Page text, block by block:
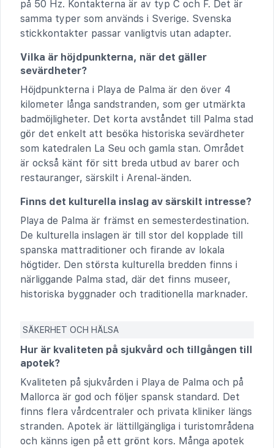
på 50 Hz. Kontakterna är av typ C och F. Det är
samma typer som används i Sverige. Svenska
stickkontakter passar vanligtvis utan adapter.
Vilka är höjdpunkterna, när det gäller
sevärdheter?
Höjdpunkterna i Playa de Palma är den över 4
kilometer långa sandstranden, som ger utmärkta
badmöjligheter. Det korta avståndet till Palma stad
gör det enkelt att besöka historiska sevärdheter
som katedralen La Seu och gamla stan. Området
är också känt för sitt breda utbud av barer och
restauranger, särskilt i Arenal-änden.
Finns det kulturella inslag av särskilt intresse?
Playa de Palma är främst en semesterdestination.
De kulturella inslagen är till stor del kopplade till
spanska mattraditioner och firande av lokala
högtider. Den största kulturella bredden finns i
närliggande Palma stad, där det finns museer,
historiska byggnader och traditionella marknader.
SÄKERHET OCH HÄLSA
Hur är kvaliteten på sjukvård och tillgången till
apotek?
Kvaliteten på sjukvården i Playa de Palma och på
Mallorca är god och följer spansk standard. Det
finns flera vårdcentraler och privata kliniker längs
stranden. Apotek är lättillgängliga i turistområdena
och känns igen på ett grönt kors. Många apotek